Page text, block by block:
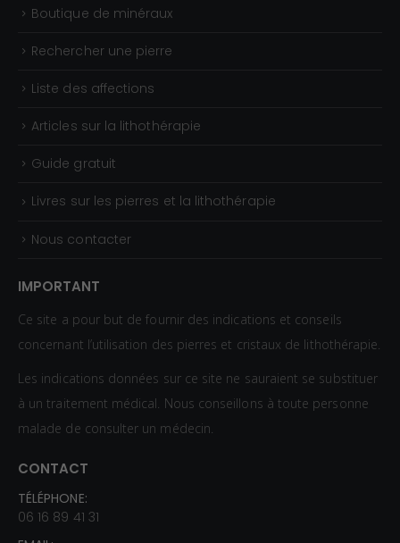
Boutique de minéraux
Rechercher une pierre
Liste des affections
Articles sur la lithothérapie
Guide gratuit
Livres sur les pierres et la lithothérapie
Nous contacter
IMPORTANT
Ce site a pour but de fournir des indications et conseils
concernant l’utilisation des pierres et cristaux de lithothérapie.
Les indications données sur ce site ne sauraient se substituer
à un traitement médical. Nous conseillons à toute personne
malade de consulter un médecin.
CONTACT
TÉLÉPHONE:
06 16 89 41 31